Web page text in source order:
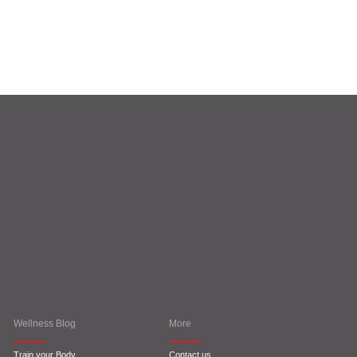
Wellness Blog
Train your Body
More
Contact us